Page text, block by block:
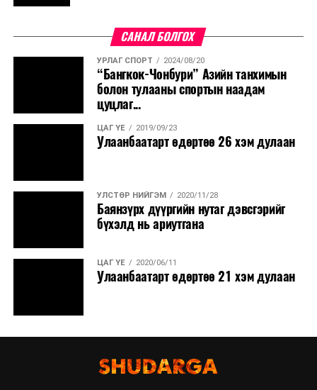
САНАЛ БОЛГОХ
УРЛАГ СПОРТ 2024/08/20
“Бангкок-Чонбури” Азийн танхимын
болон тулааны спортын наадам
цуцлаг...
ЦАГ ҮЕ 2019/09/23
Улаанбаатарт өдөртөө 26 хэм дулаан
УЛСТӨР НИЙГЭМ 2020/11/28
Баянзүрх дүүргийн нутаг дэвсгэрийг
бүхэлд нь ариутгана
ЦАГ ҮЕ 2020/06/11
Улаанбаатарт өдөртөө 21 хэм дулаан